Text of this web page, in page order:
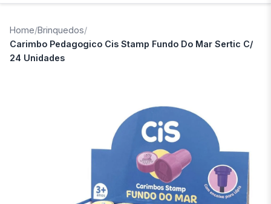
Home/Brinquedos/
Carimbo Pedagogico Cis Stamp Fundo Do Mar Sertic C/
24 Unidades